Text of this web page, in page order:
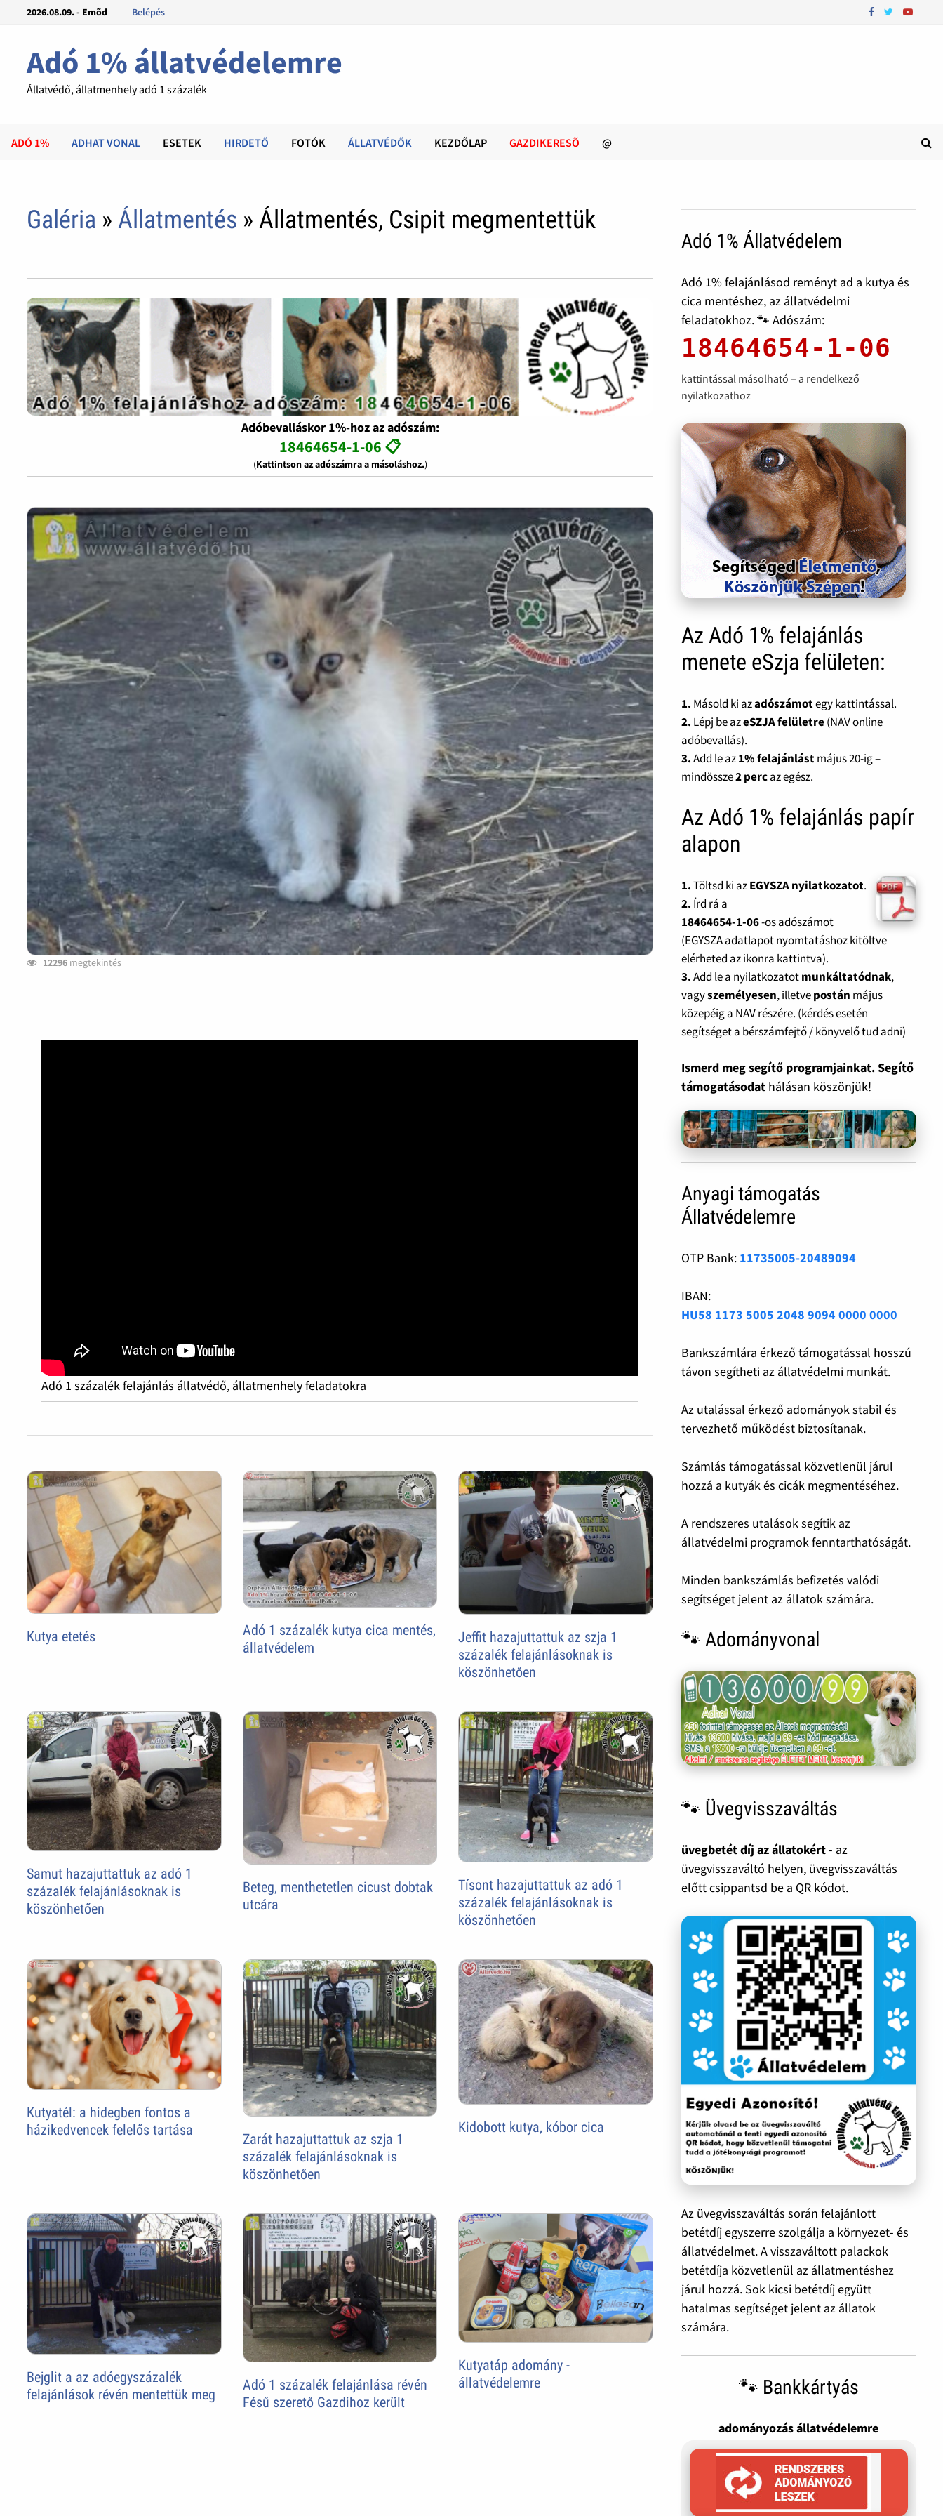
2026.08.09. - Emõd Belépés
Adó 1% állatvédelemre
Állatvédő, állatmenhely adó 1 százalék
ADÓ 1% ADHAT VONAL ESETEK HIRDETŐ FOTÓK ÁLLATVÉDŐK KEZDŐLAP GAZDIKERESÕ @
Galéria » Állatmentés » Állatmentés, Csipit megmentettük
Adóbevalláskor 1%-hoz az adószám:
18464654-1-06 📋
(Kattintson az adószámra a másoláshoz.)
12296 megtekintés
Adó 1 százalék felajánlás állatvédő, állatmenhely feladatokra
Kutya etetés
Adó 1 százalék kutya cica mentés,
állatvédelem
Jeffit hazajuttattuk az szja 1
százalék felajánlásoknak is
köszönhetően
Samut hazajuttattuk az adó 1
százalék felajánlásoknak is
köszönhetően
Beteg, menthetetlen cicust dobtak
utcára
Tísont hazajuttattuk az adó 1
százalék felajánlásoknak is
köszönhetően
Kutyatél: a hidegben fontos a
házikedvencek felelős tartása
Zarát hazajuttattuk az szja 1
százalék felajánlásoknak is
köszönhetően
Kidobott kutya, kóbor cica
Bejglit a az adóegyszázalék
felajánlások révén mentettük meg
Adó 1 százalék felajánlása révén
Fésű szerető Gazdihoz került
Kutyatáp adomány -
állatvédelemre
Adó 1% Állatvédelem
Adó 1% felajánlásod reményt ad a kutya és
cica mentéshez, az állatvédelmi
feladatokhoz. 🐾 Adószám:
18464654-1-06
kattintással másolható – a rendelkező
nyilatkozathoz
Az Adó 1% felajánlás
menete eSzja felületen:
1. Másold ki azadószámotegy kattintással.
2. Lépj be azeSZJA felületre(NAV online
adóbevallás).
3.Add le az1% felajánlástmájus 20-ig –
mindössze2 percaz egész.
Az Adó 1% felajánlás papír
alapon
1.Töltsd ki azEGYSZA nyilatkozatot.
2. Írd rá a
18464654-1-06-os adószámot
(EGYSZA adatlapot nyomtatáshoz kitöltve
elérheted az ikonra kattintva).
3.Add le a nyilatkozatotmunkáltatódnak,
vagyszemélyesen, illetvepostán május
közepéig a NAV részére. (kérdés esetén
segítséget a bérszámfejtő / könyvelő tud adni)
Ismerd meg segítő programjainkat. Segítő
támogatásodat hálásan köszönjük!
Anyagi támogatás
Állatvédelemre
OTP Bank: 11735005-20489094
IBAN:
HU58 1173 5005 2048 9094 0000 0000
Bankszámlára érkező támogatással hosszú
távon segítheti az állatvédelmi munkát.
Az utalással érkező adományok stabil és
tervezhető működést biztosítanak.
Számlás támogatással közvetlenül járul
hozzá a kutyák és cicák megmentéséhez.
A rendszeres utalások segítik az
állatvédelmi programok fenntarthatóságát.
Minden bankszámlás befizetés valódi
segítséget jelent az állatok számára.
🐾 Adományvonal
🐾 Üvegvisszaváltás
üvegbetét díj az állatokért- az
üvegvisszaváltó helyen, üvegvisszaváltás
előtt csippantsd be a QR kódot.
Az üvegvisszaváltás során felajánlott
betétdíj egyszerre szolgálja a környezet- és
állatvédelmet. A visszaváltott palackok
betétdíja közvetlenül az állatmentéshez
járul hozzá. Sok kicsi betétdíj együtt
hatalmas segítséget jelent az állatok
számára.
🐾 Bankkártyás
adományozás állatvédelemre